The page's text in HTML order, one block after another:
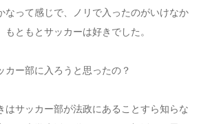
なって感じで、ノリで入ったのがいけなか
もともとサッカーは好きでした。
カー部に入ろうと思ったの？
はサッカー部が法政にあることすら知らな